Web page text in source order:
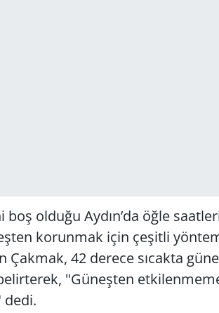
olduğu Aydın’da öğle
korunmak için çeşitli
Çakmak, 42 derece sıcakta
"Güneşten
dedi.